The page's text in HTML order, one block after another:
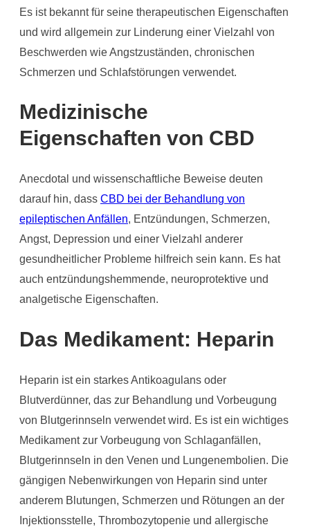
Es ist bekannt für seine therapeutischen Eigenschaften
und wird allgemein zur Linderung einer Vielzahl von
Beschwerden wie Angstzuständen, chronischen
Schmerzen und Schlafstörungen verwendet.
Medizinische
Eigenschaften von CBD
Anecdotal und wissenschaftliche Beweise deuten
darauf hin, dass CBD bei der Behandlung von
epileptischen Anfällen, Entzündungen, Schmerzen,
Angst, Depression und einer Vielzahl anderer
gesundheitlicher Probleme hilfreich sein kann. Es hat
auch entzündungshemmende, neuroprotektive und
analgetische Eigenschaften.
Das Medikament: Heparin
Heparin ist ein starkes Antikoagulans oder
Blutverdünner, das zur Behandlung und Vorbeugung
von Blutgerinnseln verwendet wird. Es ist ein wichtiges
Medikament zur Vorbeugung von Schlaganfällen,
Blutgerinnseln in den Venen und Lungenembolien. Die
gängigen Nebenwirkungen von Heparin sind unter
anderem Blutungen, Schmerzen und Rötungen an der
Injektionsstelle, Thrombozytopenie und allergische